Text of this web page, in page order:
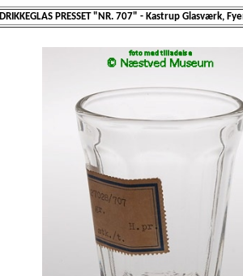
DRIKKEGLAS PRESSET "NR. 707" - Kastrup Glasværk,